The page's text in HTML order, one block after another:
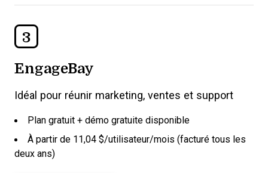
3
EngageBay
Idéal pour réunir marketing, ventes et support
Plan gratuit + démo gratuite disponible
À partir de 11,04 $/utilisateur/mois (facturé tous les
deux ans)